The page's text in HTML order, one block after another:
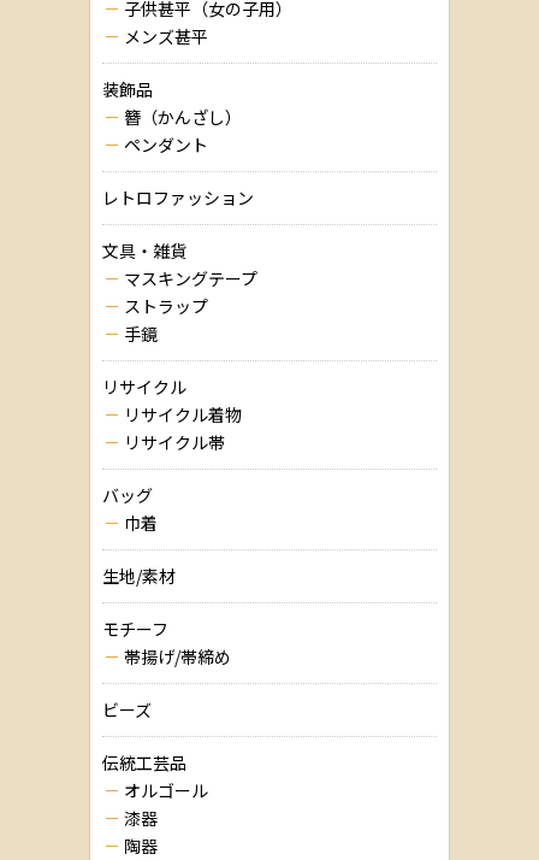
子供甚平（女の子用）
メンズ甚平
装飾品
簪（かんざし）
ペンダント
レトロファッション
文具・雑貨
マスキングテープ
ストラップ
手鏡
リサイクル
リサイクル着物
リサイクル帯
バッグ
巾着
生地/素材
モチーフ
帯揚げ/帯締め
ビーズ
伝統工芸品
オルゴール
漆器
陶器